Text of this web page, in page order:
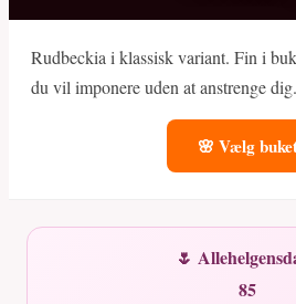
Rudbeckia i klassisk variant. Fin i
du vil imponere uden at anstrenge dig.
🌸 Vælg
🌷
85